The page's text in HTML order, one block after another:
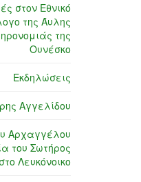
στον Εθνικό
της Άυλης
της
Ουνέσκο
Εκδηλώσεις
Αγγελίδου
Αρχαγγέλου
του Σωτήρος
στο Λευκόνοικο